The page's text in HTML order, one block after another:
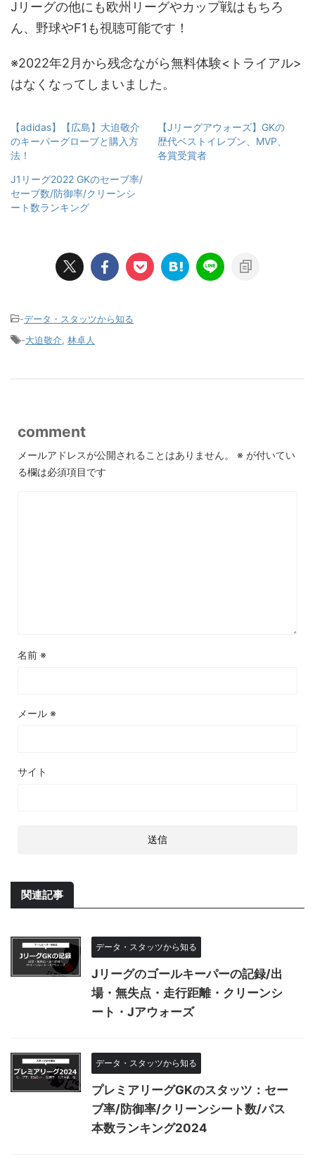
Jリーグの他にも欧州リーグやカップ戦はもちろ
ん、野球やF1も視聴可能です！
※2022年2月から残念ながら無料体験<トライアル>
はなくなってしまいました。
【adidas】【広島】大迫敬介
のキーパーグローブと購入方
法！
【Jリーグアウォーズ】GKの
歴代ベストイレブン、MVP、
各賞受賞者
J1リーグ2022 GKのセーブ率/
セーブ数/防御率/クリーンシ
ート数ランキング
-データ・スタッツから知る
-大迫敬介, 林卓人
comment
メールアドレスが公開されることはありません。 ※ が付いてい
る欄は必須項目です
名前 ※
メール ※
サイト
関連記事
データ・スタッツから知る
Jリーグのゴールキーパーの記録/出
場・無失点・走行距離・クリーンシ
ート・Jアウォーズ
データ・スタッツから知る
プレミアリーグGKのスタッツ：セー
ブ率/防御率/クリーンシート数/パス
本数ランキング2024